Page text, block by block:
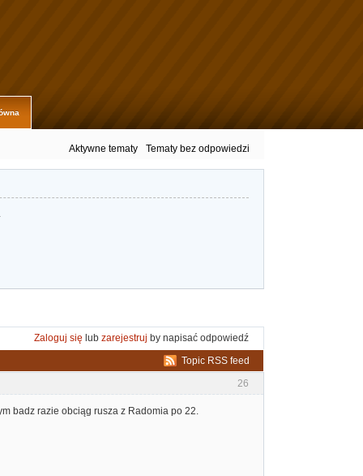
Aktywne tematy Tematy bez odpowiedzi
Zaloguj się lub zarejestruj by napisać odpowiedź
Topic RSS feed
26
badz razie obciąg rusza z Radomia po 22.